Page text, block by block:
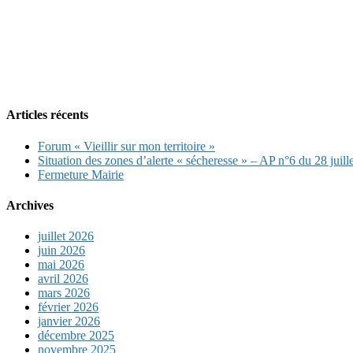
Articles récents
Forum « Vieillir sur mon territoire »
Situation des zones d’alerte « sécheresse » – AP n°6 du 28
Fermeture Mairie
Archives
juillet 2026
juin 2026
mai 2026
avril 2026
mars 2026
février 2026
janvier 2026
décembre 2025
novembre 2025